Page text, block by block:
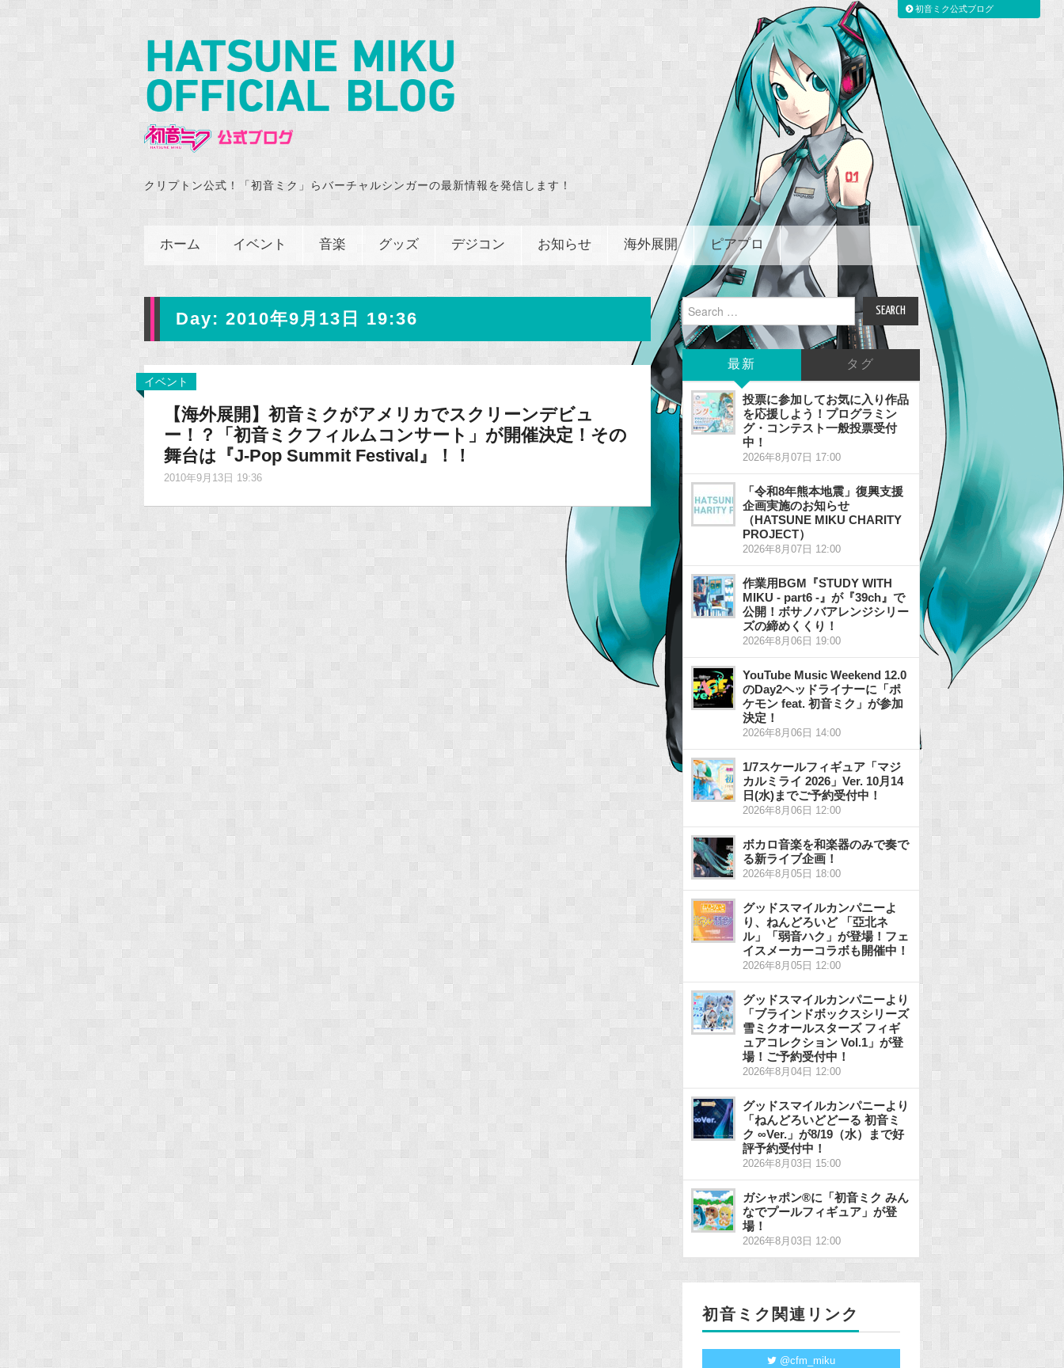
クリプトン公式！「初音ミク」らバーチャルシンガーの最新情報を発信します！
ホーム イベント 音楽 グッズ デジコン お知らせ 海外展開 ピアプロ
Day: 2010年9月13日 19:36
イベント
【海外展開】初音ミクがアメリカでスクリーンデビュ
ー！？「初音ミクフィルムコンサート」が開催決定！その
舞台は『J-Pop Summit Festival』！！
2010年9月13日 19:36
Search
for:
最新 タグ
投票に参加してお気に入り作品
を応援しよう！プログラミン
グ・コンテスト一般投票受付
中！
2026年8月07日 17:00
「令和8年熊本地震」復興支援
企画実施のお知らせ
（HATSUNE MIKU CHARITY
PROJECT）
2026年8月07日 12:00
作業用BGM『STUDY WITH
MIKU - part6 -』が『39ch』で
公開！ボサノバアレンジシリー
ズの締めくくり！
2026年8月06日 19:00
YouTube Music Weekend 12.0
のDay2ヘッドライナーに「ポ
ケモン feat. 初音ミク」が参加
決定！
2026年8月06日 14:00
1/7スケールフィギュア「マジ
カルミライ 2026」Ver. 10月14
日(水)までご予約受付中！
2026年8月06日 12:00
ボカロ音楽を和楽器のみで奏で
る新ライブ企画！
2026年8月05日 18:00
グッドスマイルカンパニーよ
り、ねんどろいど 「亞北ネ
ル」「弱音ハク」が登場！フェ
イスメーカーコラボも開催中！
2026年8月05日 12:00
グッドスマイルカンパニーより
「ブラインドボックスシリーズ
雪ミクオールスターズ フィギ
ュアコレクション Vol.1」が登
場！ご予約受付中！
2026年8月04日 12:00
グッドスマイルカンパニーより
「ねんどろいどどーる 初音ミ
ク ∞Ver.」が8/19（水）まで好
評予約受付中！
2026年8月03日 15:00
ガシャポン®に「初音ミク みん
なでプールフィギュア」が登
場！
2026年8月03日 12:00
初音ミク関連リンク
@cfm_miku
初音ミク公式ブログ